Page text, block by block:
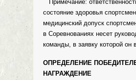
Примечание:
состояние здоровья
медицинский допуск
в Соревнованиях несет
команды, в заявку которой он
ОПРЕДЕЛЕНИЕ
НАГРАЖДЕНИЕ